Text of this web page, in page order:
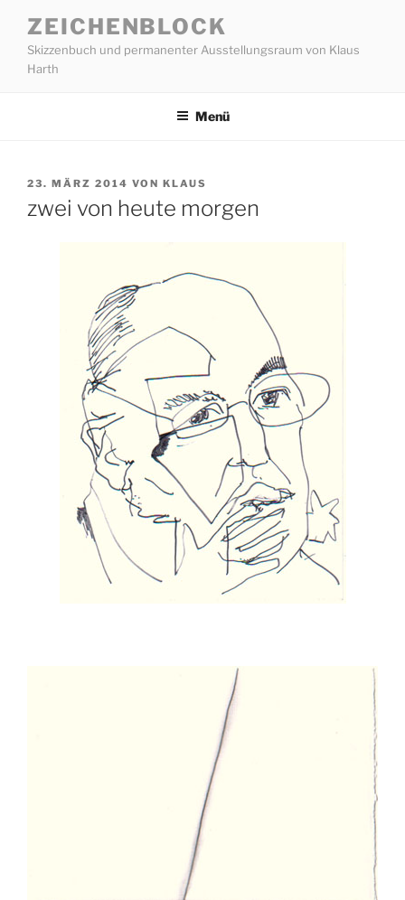
Inhalt
springen
ZEICHENBLOCK
Skizzenbuch und permanenter Ausstellungsraum von Klaus
Harth
Menü
VERÖFFENTLICHT
23. MÄRZ 2014 VON KLAUS
zwei von heute morgen